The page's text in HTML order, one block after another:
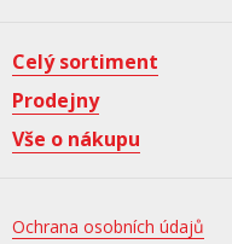
Celý sortiment
Prodejny
Vše o nákupu
Ochrana osobních údajů